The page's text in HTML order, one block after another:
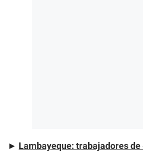
► Lambayeque: trabajadores de